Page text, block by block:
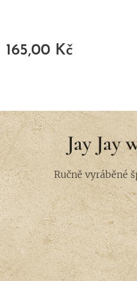
165,00 Kč
Jay Jay
Ručně vyráběné